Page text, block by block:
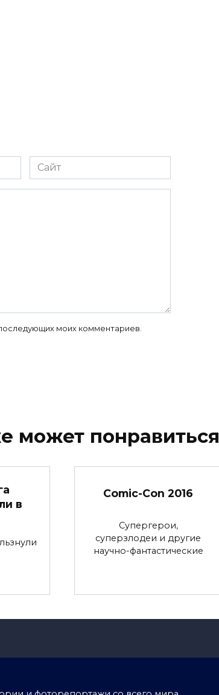
Сайт
моих комментариев.
может понравиться
в
Comic-Con 2016
Супергерои,
суперзлодеи и другие
научно-фантастические